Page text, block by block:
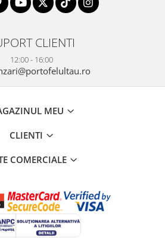
CLIENTI
12:00 - 16:00
MEU
CLIENTI
COMERCIALE